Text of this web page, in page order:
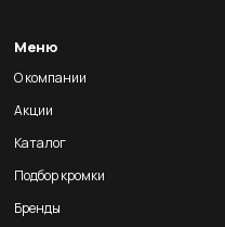
Меню
О компании
Акции
Каталог
Подбор кромки
Бренды